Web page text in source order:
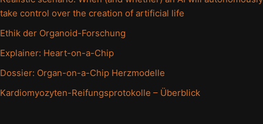
take control over the creation of artificial life
Ethik der Organoid-Forschung
Explainer: Heart-on-a-Chip
Dossier: Organ-on-a-Chip Herzmodelle
Kardiomyozyten-Reifungsprotokolle – Überblick